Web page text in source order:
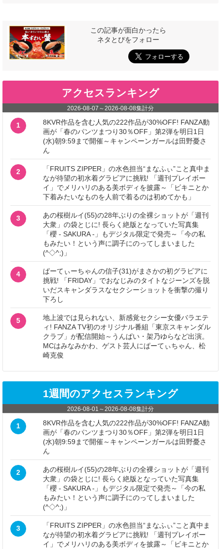
この記事が面白かったら
ネタとぴをフォロー
アクセスランキング
2026-08-07 ～2026-08-08集計分
1
8KVR作品を含む人気の222作品が30%OFF! FANZA動
画が「春のパンツまつり30％OFF」第2弾を明日1日
(水)朝9:59まで開催～キャンペーンガールは田野憂さ
ん
2
「FRUITS ZIPPER」の水色担当“まなふぃ”こと真中ま
なが待望の初水着グラビアに挑戦! 「週刊プレイボー
イ」でメリハリのある美ボディを披露～「ビキニとか
下着みたいなものを人前で着るのは初めてかも」
3
あの桜樹ルイ(55)の28年ぶりの全裸ショットが「週刊
大衆」の袋とじに! 長らく絶版となっていた写真集
「櫻 - SAKURA -」もデジタル限定で発売～「今の私
もみたい！という声に調子にのってしまいました
(^◇^;)」
4
ぱーてぃーちゃんの信子(31)がまさかの初グラビアに
挑戦! 「FRIDAY」でおなじみのタイトなジーンズを脱
いだスキャンダラスなセクシーショットを衝撃の撮り
下ろし
5
地上波では見られない、新感覚セクシー女優バラエテ
ィ! FANZA TV初のオリジナル番組「東京スキャンダル
クラブ」が配信開始～うんぱい・架乃ゆらなど出演。
MCはみなみかわ、ゲスト芸人にぱーてぃちゃん、松
崎克俊
1週間のアクセスランキング
2026-08-01 ～2026-08-08集計分
1
8KVR作品を含む人気の222作品が30%OFF! FANZA動
画が「春のパンツまつり30％OFF」第2弾を明日1日
(水)朝9:59まで開催～キャンペーンガールは田野憂さ
ん
2
あの桜樹ルイ(55)の28年ぶりの全裸ショットが「週刊
大衆」の袋とじに! 長らく絶版となっていた写真集
「櫻 - SAKURA -」もデジタル限定で発売～「今の私
もみたい！という声に調子にのってしまいました
(^◇^;)」
3
「FRUITS ZIPPER」の水色担当“まなふぃ”こと真中ま
なが待望の初水着グラビアに挑戦! 「週刊プレイボー
イ」でメリハリのある美ボディを披露～「ビキニとか